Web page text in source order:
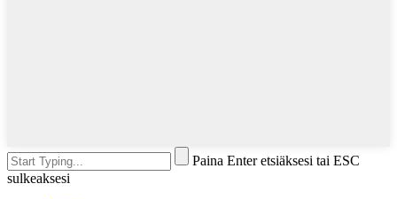
Paina Enter etsiäksesi tai ESC
sulkeaksesi